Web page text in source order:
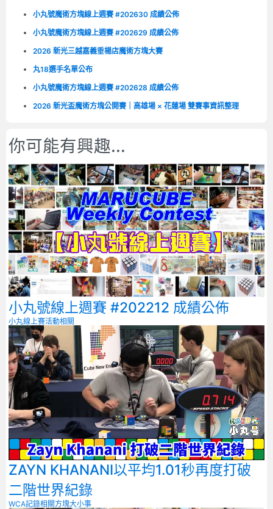
小丸號魔術方塊線上週賽 #202630 成績公佈
小丸號魔術方塊線上週賽 #202629 成績公佈
2026 新光三越嘉義垂楊店魔術方塊大賽
丸18選手名單公布
小丸號魔術方塊線上週賽 #202628 成績公佈
2026 新光盃魔術方塊公開賽｜高雄場 × 花蓮場 雙賽事資訊整理
你可能有興趣...
小丸號線上週賽 #202212 成績公佈
小丸線上賽活動相關
ZAYN KHANANI以平均1.01秒再度打破
二階世界紀錄
WCA記錄相關方塊大小事